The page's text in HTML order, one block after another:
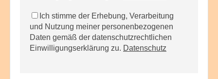
Ich stimme der Erhebung, Verarbeitung
und Nutzung meiner personenbezogenen
Daten gemäß der datenschutzrechtlichen
Einwilligungserklärung zu. Datenschutz